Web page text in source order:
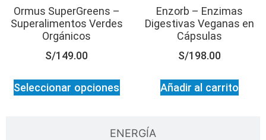
ENERGÍA
Ormus SuperGreens –
Superalimentos Verdes
Orgánicos
S/149.00
Seleccionar opciones
Enzorb – Enzimas
Digestivas Veganas en
Cápsulas
S/198.00
Añadir al carrito